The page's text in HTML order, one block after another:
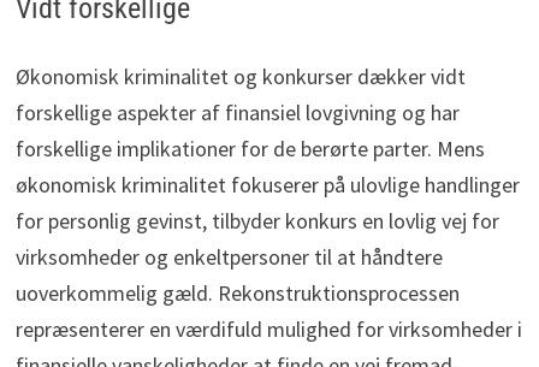
Vidt forskellige
Økonomisk kriminalitet og konkurser dækker vidt
forskellige aspekter af finansiel lovgivning og har
forskellige implikationer for de berørte parter. Mens
økonomisk kriminalitet fokuserer på ulovlige handlinger
for personlig gevinst, tilbyder konkurs en lovlig vej for
virksomheder og enkeltpersoner til at håndtere
uoverkommelig gæld. Rekonstruktionsprocessen
repræsenterer en værdifuld mulighed for virksomheder i